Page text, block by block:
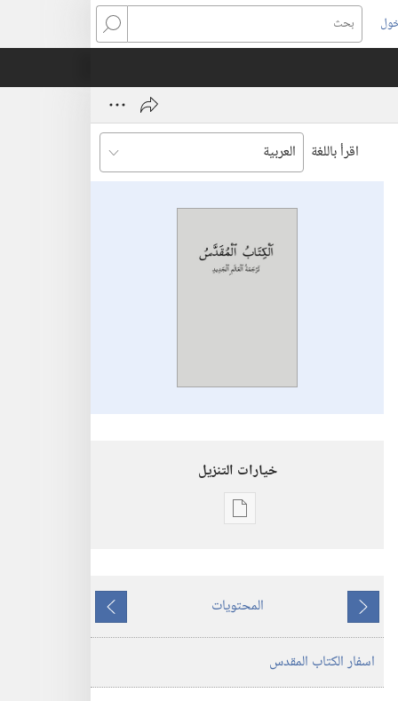
بحث
اقرأ باللغة
خيارات التنزيل
خيارات
المقدس
—
العالم
ما
يسبق
المحتويات
ما
يلي
اسفار الكتاب المقدس